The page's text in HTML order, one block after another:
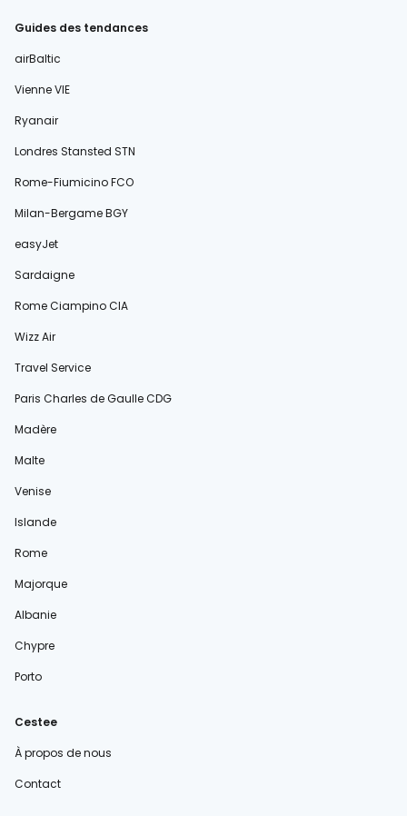
Guides des tendances
airBaltic
Vienne VIE
Ryanair
Londres Stansted STN
Rome-Fiumicino FCO
Milan-Bergame BGY
easyJet
Sardaigne
Rome Ciampino CIA
Wizz Air
Travel Service
Paris Charles de Gaulle CDG
Madère
Malte
Venise
Islande
Rome
Majorque
Albanie
Chypre
Porto
Cestee
À propos de nous
Contact